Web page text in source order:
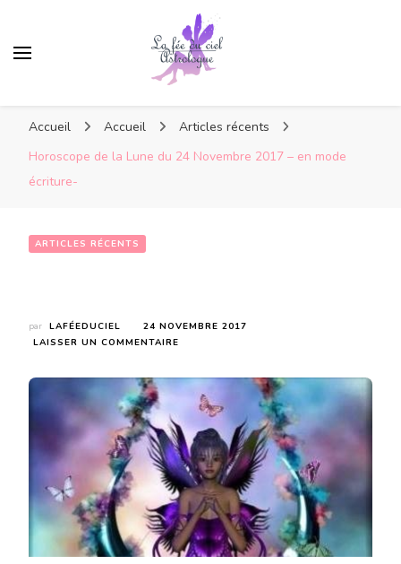
Accueil Accueil
Articles récents
Horoscope de la Lune du 24 Novembre 2017 – en mode
écriture-
ARTICLES RÉCENTS
par LAFÉEDUCIEL
24 NOVEMBRE 2017
LAISSER UN COMMENTAIRE
LA
LUNE
DU
24
NOVEMBRE
2017
–
EN
MODE
ÉCRITURE-